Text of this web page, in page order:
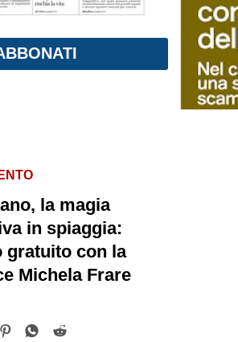
la magia
in spiaggia:
gratuito con la
Michela Frare